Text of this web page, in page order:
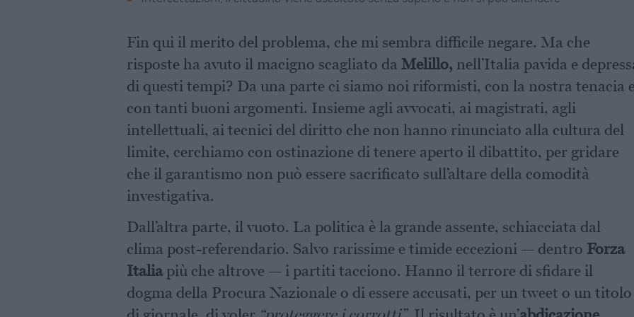
Fin qui il merito del problema, che mi sembra difficile negare. Ma che
risposte ha avuto il macigno scagliato da Melillo, nell’Italia pavida e
di questi tempi? Da una parte ci siamo noi riformisti, con la nostra tenacia
con tanti buoni argomenti. Insieme agli avvocati, ai magistrati, agli
intellettuali, ai tecnici del diritto che non hanno rinunciato alla cultura del
limite, cerchiamo con ostinazione di tenere aperto il dibattito, per gridare
che il garantismo non può essere sacrificato sull’altare della comodità
investigativa.
Dall’altra parte, il vuoto. La politica è la grande assente, schiacciata dal
clima post-referendario. Salvo rarissime e timide eccezioni — dentro Forza
Italiapiù che altrove — i partiti tacciono. Hanno il terrore di sfidare il
dogma della Procura Nazionale o di essere accusati, per un tweet o un titolo